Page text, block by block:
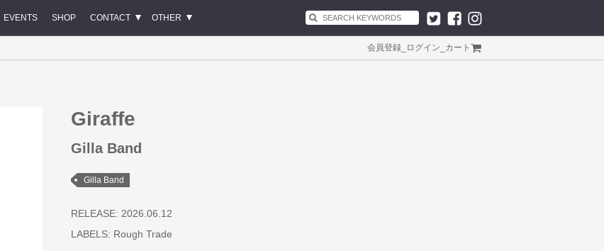
EVENTS SHOP CONTACT OTHER
会員登録 ログイン カート
Giraffe
Gilla Band
Gilla Band
RELEASE: 2026.06.12
LABELS: Rough Trade